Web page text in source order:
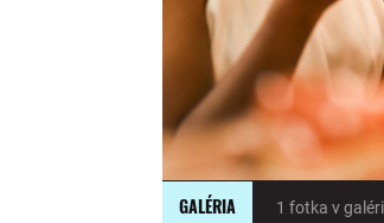
GALÉRIA 1 fotka v